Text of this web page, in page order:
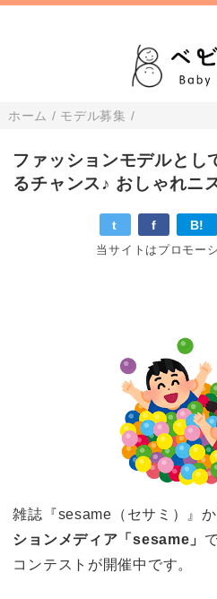
ホーム / モデル募集 /
ファッションモデルとし
るチャンス♪ おしゃれニ
t f B!
当サイトはプロモー
雑誌『sesame（セサミ）』
ションメディア「sesame」
コンテストが開催中です。